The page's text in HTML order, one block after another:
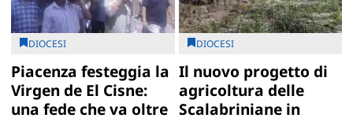
DIOCESI
Piacenza festeggia la
Virgen de El Cisne:
una fede che va oltre
DIOCESI
Il nuovo progetto di
agricoltura delle
Scalabriniane in